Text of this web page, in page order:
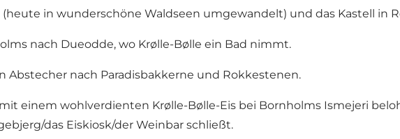
in wunderschöne Waldseen umgewandelt) und das Kastell in
nach Dueodde, wo Krølle-Bølle ein Bad nimmt.
Abstecher nach Paradisbakkerne und Rokkestenen.
einem wohlverdienten Krølle-Bølle-Eis bei Bornholms Ismejeri
das Eiskiosk/der Weinbar schließt.